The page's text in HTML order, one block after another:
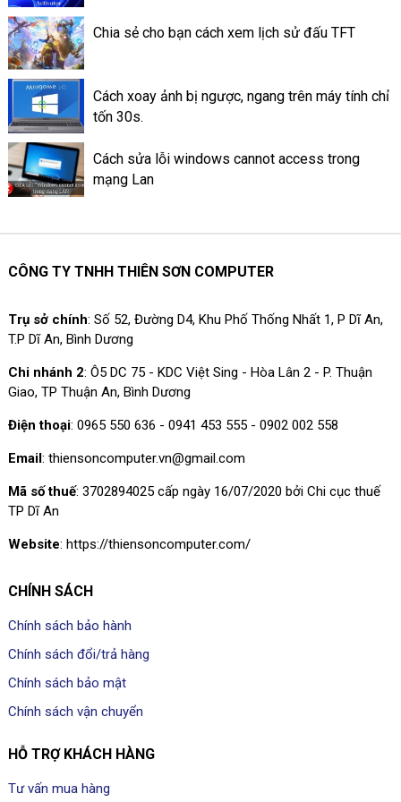
nhiệt ở trên máy tính.
Chia sẻ cho bạn cách xem lịch sử đấu TFT
Cách xoay ảnh bị ngược, ngang trên máy tính chỉ
tốn 30s.
Cách sửa lỗi windows cannot access trong
mạng Lan
CÔNG TY TNHH THIÊN SƠN COMPUTER
Trụ sở chính: Số 52, Đường D4, Khu Phố Thống Nhất 1, P Dĩ An,
T.P Dĩ An, Bình Dương
Chi nhánh 2: Ô5 DC 75 - KDC Việt Sing - Hòa Lân 2 - P. Thuận
Giao, TP Thuận An, Bình Dương
Điện thoại: 0965 550 636 - 0941 453 555 - 0902 002 558
Email: thiensoncomputer.vn@gmail.com
Mã số thuế: 3702894025 cấp ngày 16/07/2020 bởi Chi cục thuế
TP Dĩ An
Website: https://thiensoncomputer.com/
CHÍNH SÁCH
Chính sách bảo hành
Chính sách đổi/trả hàng
Chính sách bảo mật
Chính sách vận chuyển
HỖ TRỢ KHÁCH HÀNG
Tư vấn mua hàng